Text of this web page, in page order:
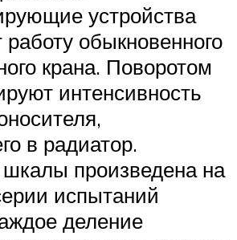
устройства
обыкновенного
крана. Поворотом
интенсивность
в радиатор.
произведена на
испытаний
деление